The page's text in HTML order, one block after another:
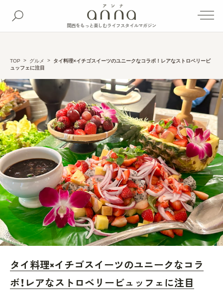
関西をもっと楽しむライフスタイルマガジン
TOP グルメ
タイ料理×イチゴスイーツのユニークなコラボ！レアなストロベリービ
ュッフェに注目
タイ料理×イチゴスイーツのユニークなコラ
ボ！レアなストロベリービュッフェに注目